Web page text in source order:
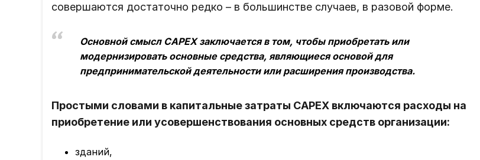
совершаются достаточно редко – в большинстве случаев, в разовой форме.
Основной смысл CAPEX заключается в том, чтобы приобретать или
модернизировать основные средства, являющиеся основой для
предпринимательской деятельности или расширения производства.
Простыми словами в капитальные затраты CAPEX включаются расходы на
приобретение или усовершенствования основных средств организации:
зданий,